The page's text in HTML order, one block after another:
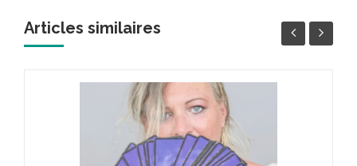
Articles similaires